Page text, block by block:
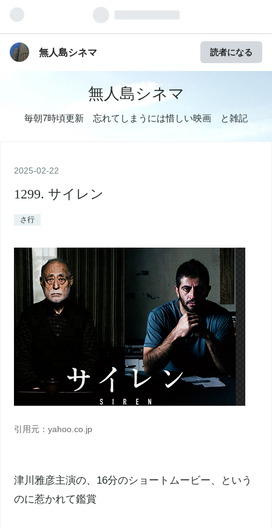
無人島シネマ 読者になる
無人島シネマ
毎朝7時頃更新 忘れてしまうには惜しい映画 と雑記
2025-02-22
1299. サイレン
さ行
引用元：yahoo.co.jp
津川雅彦主演の、16分のショートムービー、という
のに惹かれて鑑賞